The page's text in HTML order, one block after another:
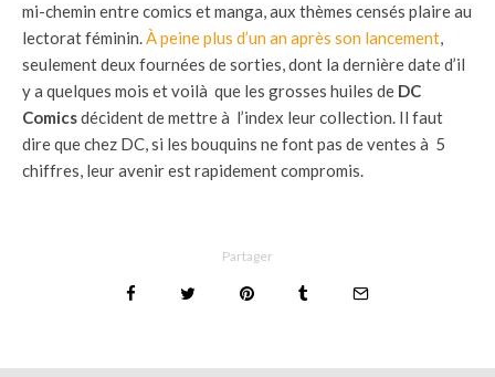
mi-chemin entre comics et manga, aux thèmes censés plaire au
lectorat féminin.À peine plus d’un an après son lancement,
seulement deux fournées de sorties, dont la dernière date d’il
y a quelques mois et voilà que les grosses huiles de DC
Comicsdécident de mettre à l’index leur collection. Il faut
dire que chez DC, si les bouquins ne font pas de ventes à 5
chiffres, leur avenir est rapidement compromis.
Partager